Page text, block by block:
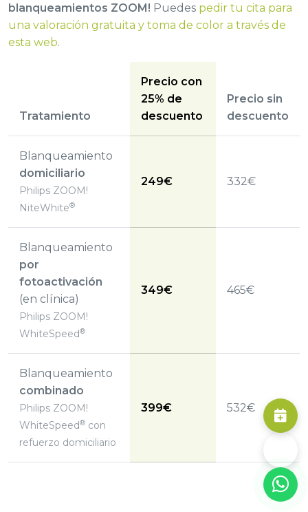
blanqueamientos ZOOM! Puedes pedir tu cita para
una valoración gratuita y toma de color a través de
esta web.
Tratamiento
Precio con
25% de
descuento
Precio sin
descuento
Blanqueamiento
domiciliario
Philips ZOOM!
NiteWhite®
249€ 332€
Blanqueamiento
por
fotoactivación
(en clínica)
Philips ZOOM!
WhiteSpeed®
349€ 465€
Blanqueamiento
combinado
Philips ZOOM!
WhiteSpeed® con
refuerzo domiciliario
399€ 532€